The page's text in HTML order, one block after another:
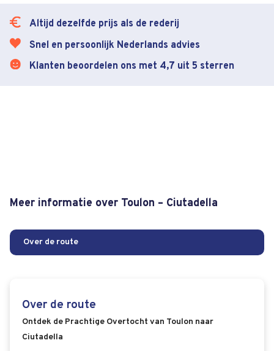
Altijd dezelfde prijs als de rederij
Snel en persoonlijk Nederlands advies
Klanten beoordelen ons met 4,7 uit 5 sterren
Meer informatie over Toulon – Ciutadella
Over de route
Over de route
Ontdek de Prachtige Overtocht van Toulon naar
Ciutadella